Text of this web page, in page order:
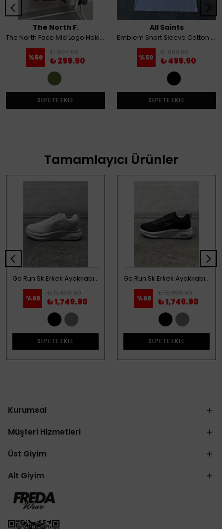
The North F.
The North Face Mid Logo Haki T-shirt
%50
₺ 604.89
₺ 299.90
SEPETE EKLE
All Saints
Emblem Short Sleeve Cotton T-Shirt
%50
₺ 999.90
₺ 499.90
SEPETE EKLE
Tamamlayıcı Ürünler
Go Run Sk Erkek Ayakkabı - Beyaz
%68
₺ 5,499.90
₺ 1,749.90
SEPETE EKLE
Go Run Sk Erkek Ayakkabı - Siyah
%68
₺ 5,499.90
₺ 1,749.90
SEPETE EKLE
Kurumsal
Müşteri Hizmetleri
Üst Giyim
Alt Giyim